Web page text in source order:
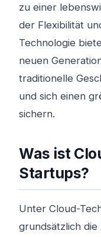
zu einer
der Flexibilität
Technologie
neuen
traditionelle
und sich einen
sichern.
Was ist
Startups?
Unter Cloud-
grundsätzlich